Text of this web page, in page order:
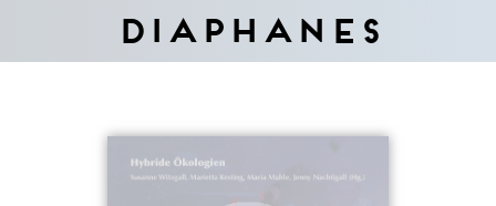
Diaphanes